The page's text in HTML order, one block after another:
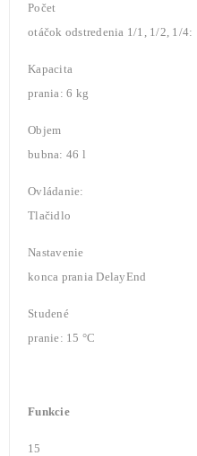
Počet
otáčok odstredenia 1/1, 1/2, 1/4:
Kapacita
prania: 6 kg
Objem
bubna: 46 l
Ovládanie:
Tlačidlo
Nastavenie
konca prania DelayEnd
Studené
pranie: 15 °C
Funkcie
15